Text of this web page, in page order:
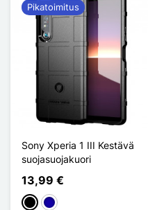
Sony Xperia 1 III Kestävä
suojasuojakuori
13,99 €
MustaBleu Foncé
Pikatoimitus